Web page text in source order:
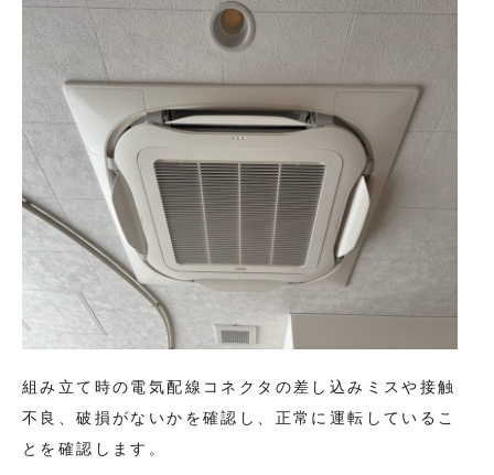
組み立て時の電気配線コネクタの差し込みミスや接触
不良、破損がないかを確認し、正常に運転しているこ
とを確認します。